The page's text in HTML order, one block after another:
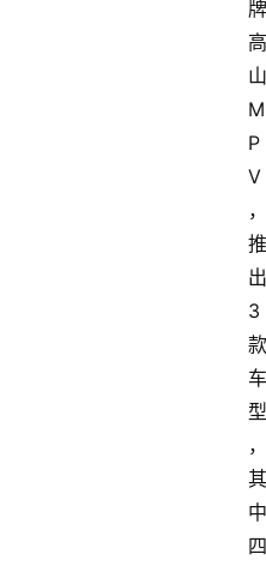
牌
高
山
M
P
V
，
推
出
3
款
车
型
，
其
中
四